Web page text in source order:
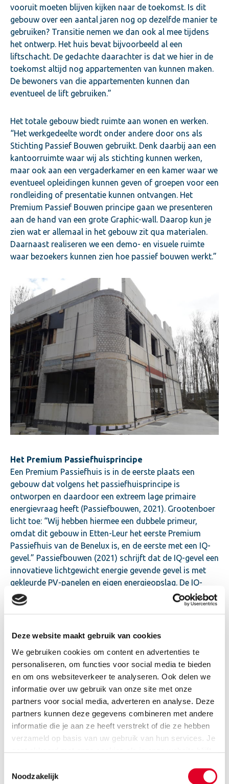
Deze website maakt gebruik van cookies
We gebruiken cookies om content en advertenties te
personaliseren, om functies voor social media te bieden
en om ons websiteverkeer te analyseren. Ook delen we
informatie over uw gebruik van onze site met onze
partners voor social media, adverteren en analyse. Deze
partners kunnen deze gegevens combineren met andere
informatie die je aan ze heeft verstrekt of die ze hebben
verzameld op basis van uw gebruik van hun services. Je
gaat akkoord met onze cookies als je onze website blijft
Noodzakelijk
vooruit moeten blijven kijken naar de toekomst. Is dit
gebouw over een aantal jaren nog op dezelfde manier te
gebruiken? Transitie nemen we dan ook al mee tijdens
het ontwerp. Het huis bevat bijvoorbeeld al een
liftschacht. De gedachte daarachter is dat we hier in de
toekomst altijd nog appartementen van kunnen maken.
De bewoners van die appartementen kunnen dan
eventueel de lift gebruiken.”
Het totale gebouw biedt ruimte aan wonen en werken.
“Het werkgedeelte wordt onder andere door ons als
Stichting Passief Bouwen gebruikt. Denk daarbij aan een
kantoorruimte waar wij als stichting kunnen werken,
maar ook aan een vergaderkamer en een kamer waar we
eventueel opleidingen kunnen geven of groepen voor een
rondleiding of presentatie kunnen ontvangen. Het
Premium Passief Bouwen principe gaan we presenteren
aan de hand van een grote Graphic-wall. Daarop kun je
zien wat er allemaal in het gebouw zit qua materialen.
Daarnaast realiseren we een demo- en visuele ruimte
waar bezoekers kunnen zien hoe passief bouwen werkt.”
Het Premium Passiefhuisprincipe
Een Premium Passiefhuis is in de eerste plaats een
gebouw dat volgens het passiefhuisprincipe is
ontworpen en daardoor een extreem lage primaire
energievraag heeft (Passiefbouwen, 2021). Grootenboer
licht toe: “Wij hebben hiermee een dubbele primeur,
omdat dit gebouw in Etten-Leur het eerste Premium
Passiefhuis van de Benelux is, en de eerste met een IQ-
gevel.” Passiefbouwen (2021) schrijft dat de IQ-gevel een
innovatieve lichtgewicht energie gevende gevel is met
gekleurde PV-panelen en eigen energieopslag. De IQ-
gevel is industrieel vervaardigd, extreem isolerend en
volledig recyclebaar en daarmee radicaal anders dan de
we van mening dat alle woningen in Nederland zo min
energie moeten opwekken én zelf gebruiken. Dat kunnen
we met deze gevel waarmaken omdat het beschikbare
oppervlak voor PV-panelen sterk wordt uitgebreid.
Exasun
, producent van hoogwaardige zonnepanelen,
heeft speciaal voor dit project zilvergrijze zonnepanelen
ontwikkeld. De IQ-gevel zal bestaan uit een combinatie
van zilverkleurige zonnepanelen met zilverkleurige